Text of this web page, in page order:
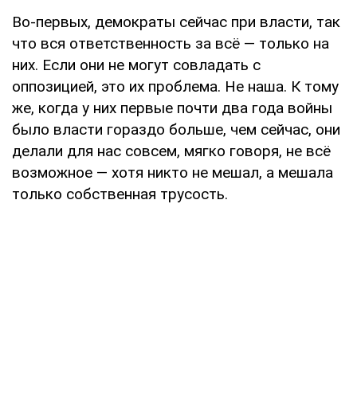
Во-первых, демократы сейчас при власти, так
что вся ответственность за всё — только на
них. Если они не могут совладать с
оппозицией, это их проблема. Не наша. К тому
же, когда у них первые почти два года войны
было власти гораздо больше, чем сейчас, они
делали для нас совсем, мягко говоря, не всё
возможное — хотя никто не мешал, а мешала
только собственная трусость.